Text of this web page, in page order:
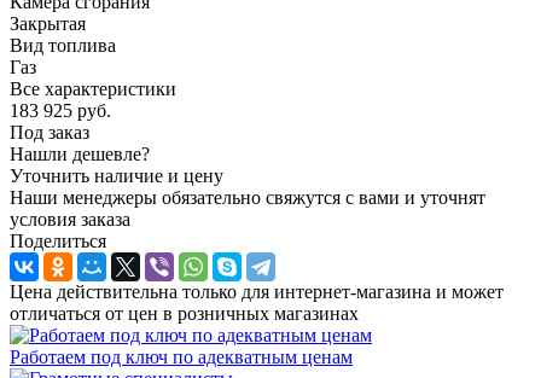
Закрытая
Вид топлива
Газ
Все характеристики
183 925 руб.
Под заказ
Нашли дешевле?
Уточнить наличие и цену
Наши менеджеры обязательно свяжутся с вами и уточнят
условия заказа
Поделиться
Цена действительна только для интернет-магазина и может
отличаться от цен в розничных магазинах
Работаем под ключ по адекватным ценам